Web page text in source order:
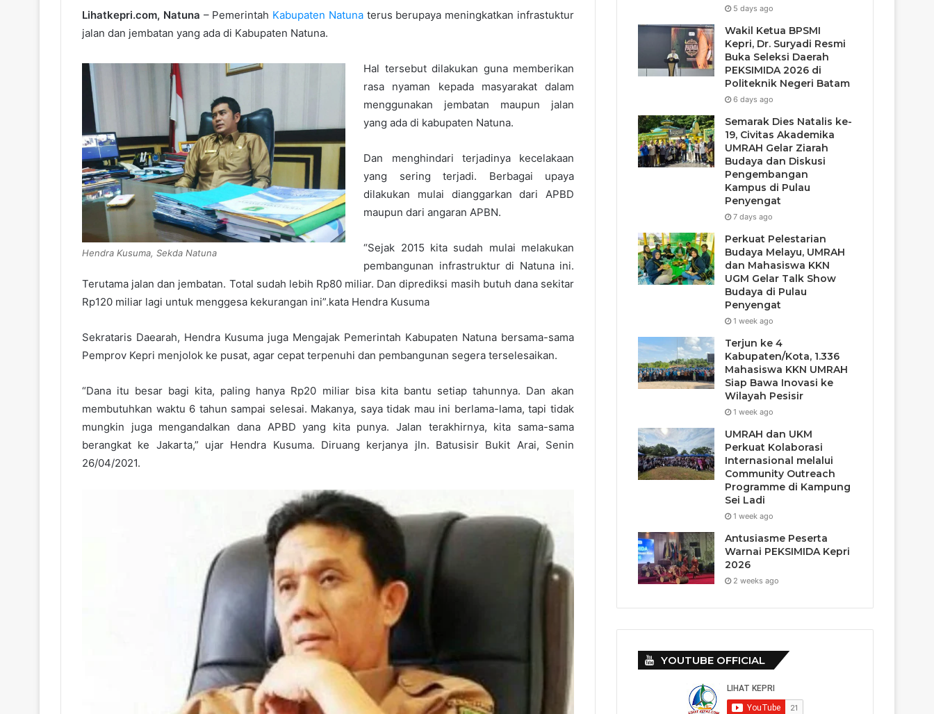
Lihatkepri.com, Natuna – Pemerintah Kabupaten Natunaterus berupaya meningkatkan infrastuktur
jalan dan jembatan yang ada di Kabupaten Natuna.
Hendra Kusuma, Sekda Natuna
Hal tersebut dilakukan guna memberikan
rasa nyaman kepada masyarakat dalam
menggunakan jembatan maupun jalan
yang ada di kabupaten Natuna.
Dan menghindari terjadinya kecelakaan
yang sering terjadi. Berbagai upaya
dilakukan mulai dianggarkan dari APBD
maupun dari angaran APBN.
“Sejak 2015 kita sudah mulai melakukan
pembangunan infrastruktur di Natuna ini.
Terutama jalan dan jembatan. Total sudah lebih Rp80 miliar. Dan diprediksi masih butuh dana sekitar
Rp120 miliar lagi untuk menggesa kekurangan ini”.kata Hendra Kusuma
Sekrataris Daearah, Hendra Kusuma juga Mengajak Pemerintah Kabupaten Natuna bersama-sama
Pemprov Kepri menjolok ke pusat, agar cepat terpenuhi dan pembangunan segera terselesaikan.
“Dana itu besar bagi kita, paling hanya Rp20 miliar bisa kita bantu setiap tahunnya. Dan akan
membutuhkan waktu 6 tahun sampai selesai. Makanya, saya tidak mau ini berlama-lama, tapi tidak
mungkin juga mengandalkan dana APBD yang kita punya. Jalan terakhirnya, kita sama-sama
berangkat ke Jakarta,” ujar Hendra Kusuma. Diruang kerjanya jln. Batusisir Bukit Arai, Senin
26/04/2021.
5 days ago
Wakil Ketua BPSMI
Kepri, Dr. Suryadi Resmi
Buka Seleksi Daerah
PEKSIMIDA 2026 di
Politeknik Negeri Batam
6 days ago
Semarak Dies Natalis ke-
19, Civitas Akademika
UMRAH Gelar Ziarah
Budaya dan Diskusi
Pengembangan
Kampus di Pulau
Penyengat
7 days ago
Perkuat Pelestarian
Budaya Melayu, UMRAH
dan Mahasiswa KKN
UGM Gelar Talk Show
Budaya di Pulau
Penyengat
1 week ago
Terjun ke 4
Kabupaten/Kota, 1.336
Mahasiswa KKN UMRAH
Siap Bawa Inovasi ke
Wilayah Pesisir
1 week ago
UMRAH dan UKM
Perkuat Kolaborasi
Internasional melalui
Community Outreach
Programme di Kampung
Sei Ladi
1 week ago
Antusiasme Peserta
Warnai PEKSIMIDA Kepri
2026
2 weeks ago
YOUTUBE OFFICIAL